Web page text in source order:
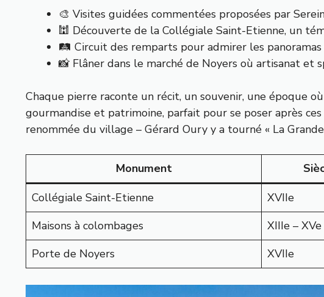
🎨 Visites guidées commentées proposées par
🕍 Découverte de la Collégiale Saint-Etienne, un
🛤️ Circuit des remparts pour admirer les
📸 Flâner dans le marché de Noyers où artisanat et
Chaque pierre raconte un récit, un souvenir, une époque
gourmandise et patrimoine, parfait pour se poser après
renommée du village – Gérard Oury y a tourné « La
Monument
Collégiale Saint-Etienne
XVIIe
Maisons à colombages
XIIIe – XVe
Porte de Noyers
XVIIe